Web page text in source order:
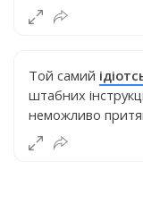
Той самий
штабних
неможливо